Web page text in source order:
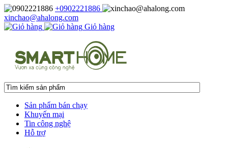
+0902221886
xinchao@ahalong.com
Giỏ hàng
Sản phẩm bán chạy
Khuyến mại
Tin công nghệ
Hỗ trợ